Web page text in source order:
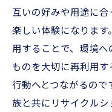
互いの好みや用途に
楽しい体験になります
用することで、環境
ものを大切に再利用
行動へとつながるので
族と共にリサイクルシ